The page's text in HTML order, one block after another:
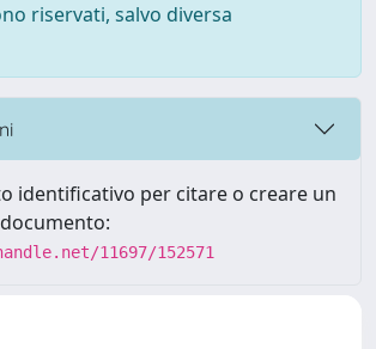
riservati, salvo diversa
identificativo per citare o creare un
11697/152571